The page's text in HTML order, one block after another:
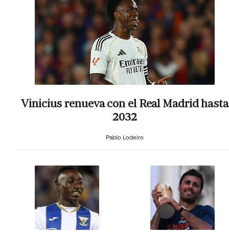
Vinicius renueva con el Real Madrid hasta
2032
Pablo Lodeiro